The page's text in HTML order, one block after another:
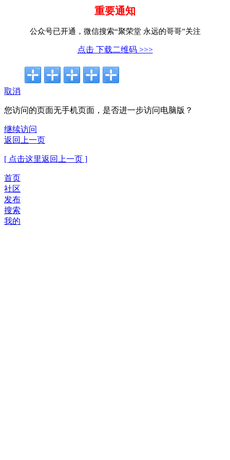
重要通知
公众号已开通，微信搜索“聚荣堂 永远的哥哥”关注
点击 下载二维码 >>>
取消
您访问的页面无手机页面，是否进一步访问电脑版？
继续访问
返回上一页
[ 点击这里返回上一页 ]
首页
社区
发布
搜索
我的